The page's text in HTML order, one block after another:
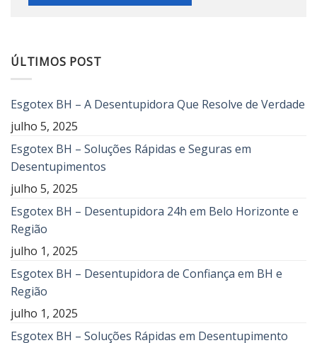
ÚLTIMOS POST
Esgotex BH – A Desentupidora Que Resolve de Verdade
julho 5, 2025
Esgotex BH – Soluções Rápidas e Seguras em
Desentupimentos
julho 5, 2025
Esgotex BH – Desentupidora 24h em Belo Horizonte e
Região
julho 1, 2025
Esgotex BH – Desentupidora de Confiança em BH e
Região
julho 1, 2025
Esgotex BH – Soluções Rápidas em Desentupimento